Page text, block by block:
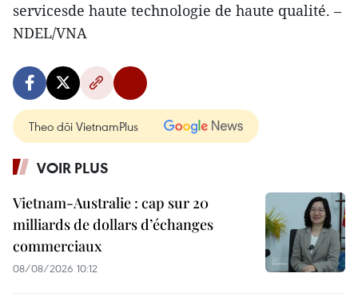
servicesde haute technologie de haute qualité. –
NDEL/VNA
Theo dõi VietnamPlus
VOIR PLUS
Vietnam-Australie : cap sur 20
milliards de dollars d’échanges
commerciaux
08/08/2026 10:12